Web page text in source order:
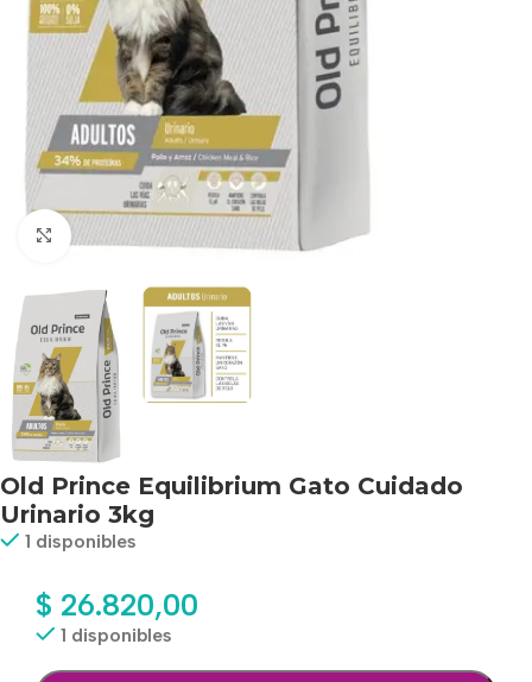
Haga clic para ampliar
Old Prince Equilibrium Gato Cuidado
Urinario 3kg
1 disponibles
$ 26.820,00
1 disponibles